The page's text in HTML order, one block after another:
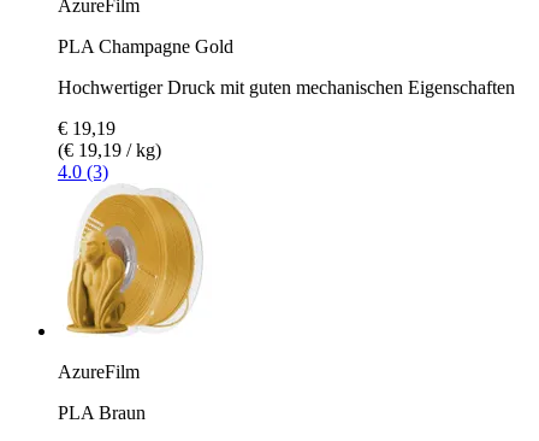
AzureFilm
PLA Champagne Gold
Hochwertiger Druck mit guten mechanischen Eigenschaften
€ 19,19
(€ 19,19 / kg)
4.0 (3)
AzureFilm
PLA Braun